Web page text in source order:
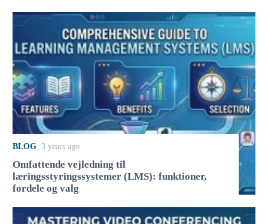
BLOG 3 years ago
Omfattende vejledning til
læringsstyringssystemer (LMS): funktioner,
fordele og valg